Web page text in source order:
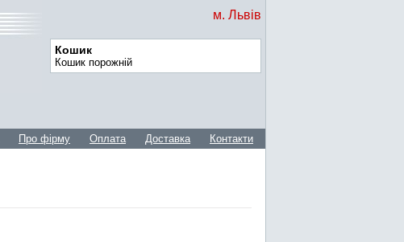
м. Львів
Кошик
Кошик порожній
Про фірму Оплата Доставка Контакти